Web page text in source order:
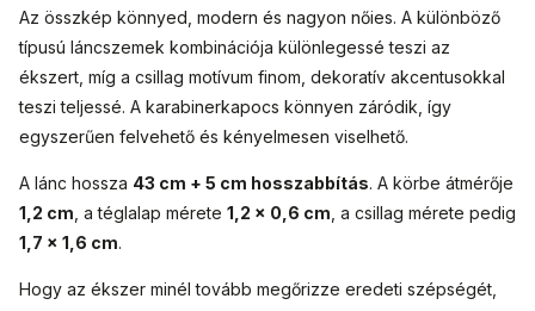
Az összkép könnyed, modern és nagyon nőies. A különböző
típusú láncszemek kombinációja különlegessé teszi az
ékszert, míg a csillag motívum finom, dekoratív akcentusokkal
teszi teljessé. A karabinerkapocs könnyen záródik, így
egyszerűen felvehető és kényelmesen viselhető.
A lánc hossza 43 cm + 5 cm hosszabbítás. A körbe átmérője
1,2 cm , a téglalap mérete 1,2 × 0,6 cm , a csillag mérete pedig
1,7 × 1,6 cm.
Hogy az ékszer minél tovább megőrizze eredeti szépségét,